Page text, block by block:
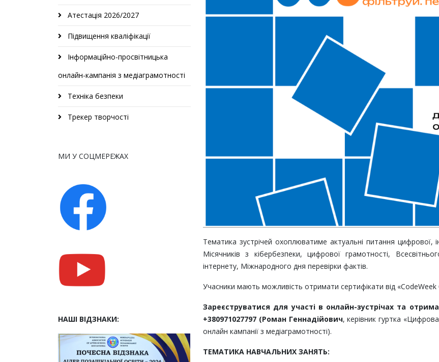
Атестація 2026/2027
Підвищення кваліфікації
Інформаційно-просвітницька
онлайн-кампанія з медіаграмотності
Техніка безпеки
Трекер творчості
МИ У СОЦМЕРЕЖАХ
НАШІ ВІДЗНАКИ:
Тематика зустрічей охоплюватиме актуальні питання цифрової,
Місячників з кібербезпеки, цифрової грамотності,
інтернету, Міжнародного дня перевірки фактів.
Учасники мають можливість отримати сертифікати від
Зареєструватися для участі в онлайн-зустрічах та
+380971027797 (Роман Геннадійович, керівник гуртка «Цифрова
онлайн кампанії з медіаграмотності).
ТЕМАТИКА НАВЧАЛЬНИХ ЗАНЯТЬ: